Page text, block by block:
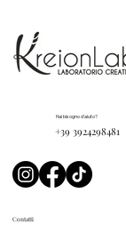
Contatti
Hai bisogno d'aiuto?
+39 3924298481